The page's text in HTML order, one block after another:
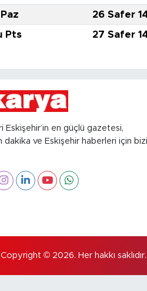
26 Safer
Pts
27 Safer
Eskişehir’in en güçlü gazetesi,
dakika ve Eskişehir haberleri için bizi
Copyright © 2026. Her hakkı saklıdır.